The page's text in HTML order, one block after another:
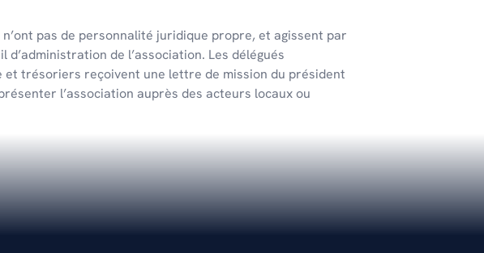
pas de personnalité juridique propre, et agissent par
d’administration de l’association. Les délégués
et trésoriers reçoivent une lettre de mission du président
l’association auprès des acteurs locaux ou